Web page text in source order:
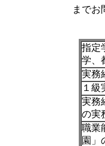
までお
指定
学、
実務
１
実務
の実
職業
園」